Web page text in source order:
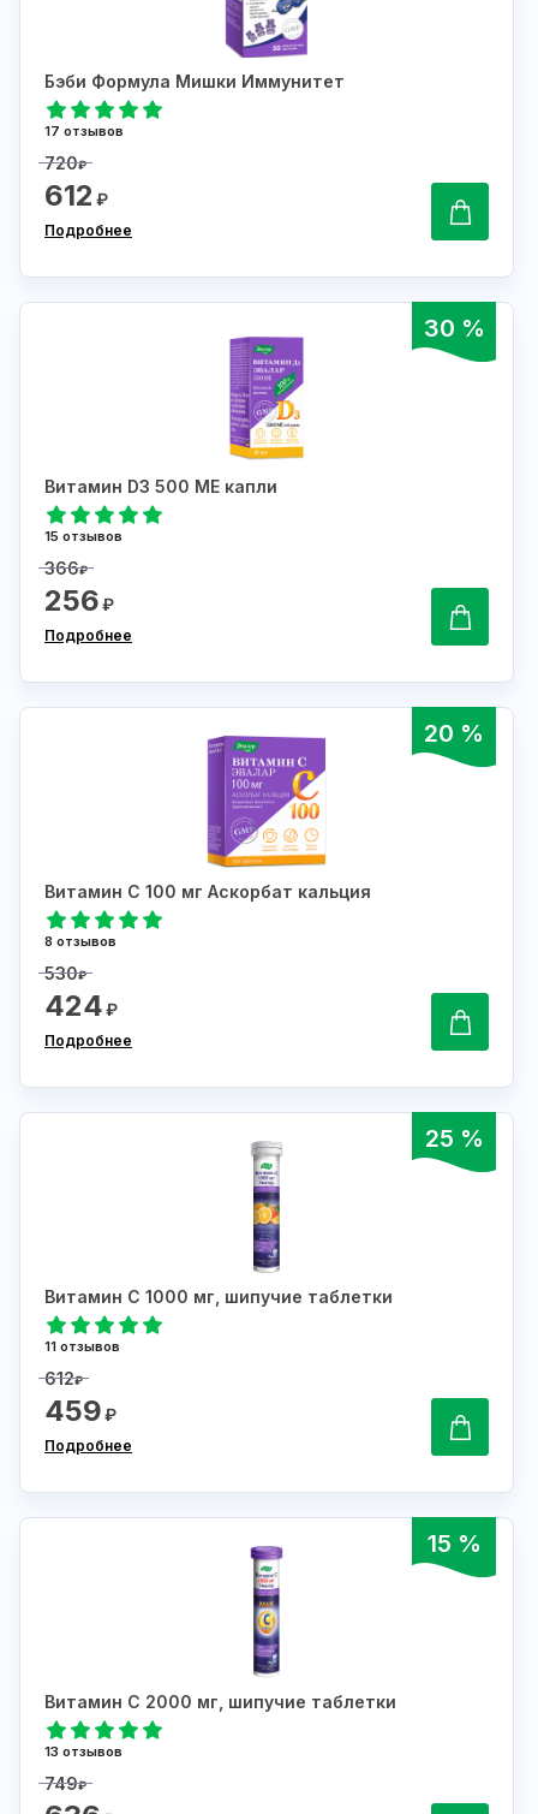
Бэби Формула Мишки Иммунитет
17 отзывов
720₽
612 ₽
Подробнее
30 %
Витамин D3 500 МЕ капли
15 отзывов
366₽
256₽
Подробнее
20 %
Витамин С 100 мг Аскорбат кальция
8 отзывов
530₽
424₽
Подробнее
25 %
Витамин С 1000 мг, шипучие таблетки
11 отзывов
612₽
459₽
Подробнее
15 %
Витамин С 2000 мг, шипучие таблетки
13 отзывов
749₽